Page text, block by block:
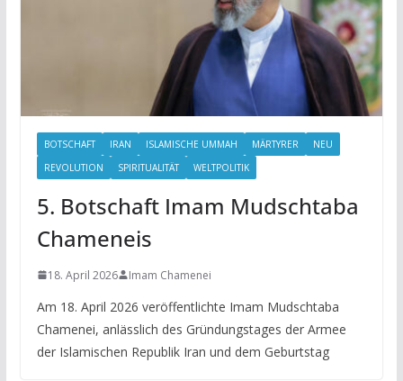
BOTSCHAFT IRAN ISLAMISCHE UMMAH MÄRTYRER
NEU
REVOLUTION
SPIRITUALITÄT WELTPOLITIK
5. Botschaft Imam Mudschtaba
Chameneis
18. April 2026 Imam Chamenei
Am 18. April 2026 veröffentlichte Imam Mudschtaba
Chamenei, anlässlich des Gründungstages der Armee
der Islamischen Republik Iran und dem Geburtstag